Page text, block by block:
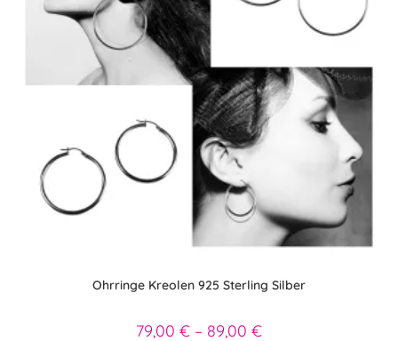
Ohrringe Kreolen 925 Sterling Silber
79,00 € – 89,00 €Preisspanne: